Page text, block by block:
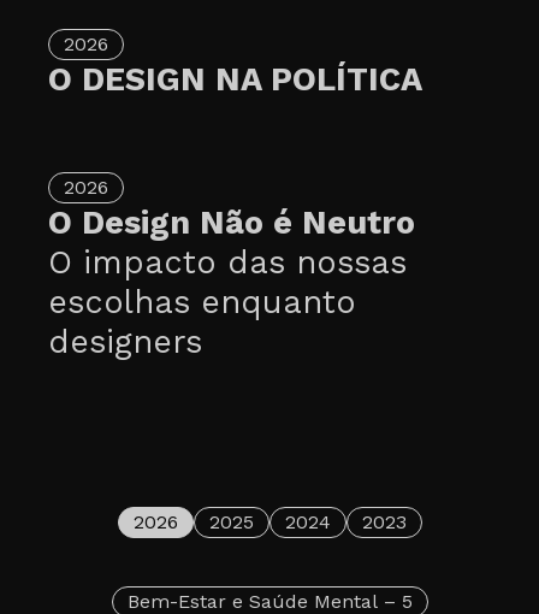
2026
O DESIGN NA POLÍTICA
2026
O Design Não é Neutro
O impacto das nossas
escolhas enquanto
designers
2026 2025 2024 2023
Bem-Estar e Saúde Mental – 5